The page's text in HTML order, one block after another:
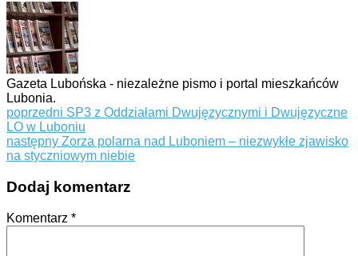
Gazeta Lubońska - niezależne pismo i portal mieszkańców
Lubonia.
poprzedni SP3 z Oddziałami Dwujęzycznymi i Dwujęzyczne
LO w Luboniu
następny Zorza polarna nad Luboniem – niezwykłe zjawisko
na styczniowym niebie
Dodaj komentarz
Komentarz *